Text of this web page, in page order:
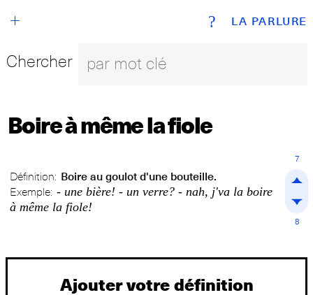
LA PARLURE
+ ?
Chercher
Boire à même la fiole
Définition: Boire au goulot d'une bouteille.
Exemple: - une bière! - un verre? - nah, j'va la boire
à même la fiole!
7
8
Ajouter votre définition